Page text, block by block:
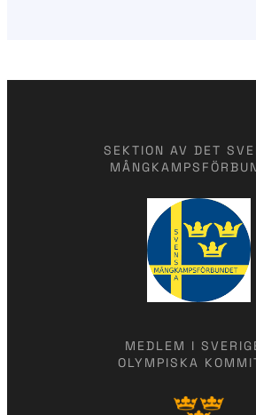
SEKTION AV DET
MEDLEM I
OLYMPISKA